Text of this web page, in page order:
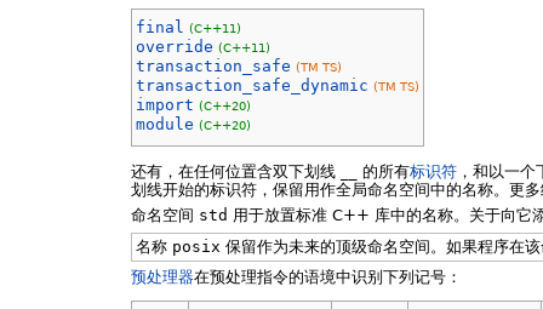
final (C++11)
override (C++11)
transaction_safe (TM TS)
transaction_safe_dynamic (TM TS)
import (C++20)
module (C++20)
还有，在任何位置含双下划线 __ 的所有标识符 ，和以一
划线开始的标识符，保留用作全局命名空间中的名称。更
命名空间 std 用于放置标准 C++ 库中的名称。关于向它
名称 posix 保留作为未来的顶级命名空间。如果程序在
预处理器在预处理指令的语境中识别下列记号：